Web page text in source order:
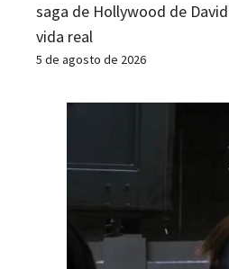
saga de Hollywood de
vida real
5 de agosto de 2026